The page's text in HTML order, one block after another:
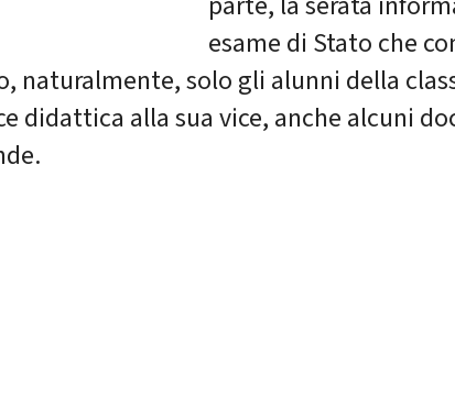
esame di Stato che
naturalmente, solo gli alunni della
didattica alla sua vice, anche alcuni